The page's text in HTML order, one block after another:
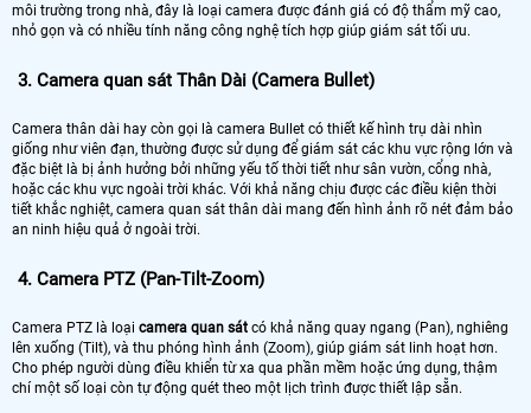
môi trường trong nhà, đây là loại camera được đánh giá có độ thẩm mỹ cao,
nhỏ gọn và có nhiều tính năng công nghệ tích hợp giúp giám sát tối ưu.
3. Camera quan sát Thân Dài (Camera Bullet)
Camera thân dài hay còn gọi là camera Bullet có thiết kế hình trụ dài nhìn
giống như viên đạn, thường được sử dụng để giám sát các khu vực rộng lớn và
đặc biệt là bị ảnh hưởng bởi những yếu tố thời tiết như sân vườn, cổng nhà,
hoặc các khu vực ngoài trời khác. Với khả năng chịu được các điều kiện thời
tiết khắc nghiệt, camera quan sát thân dài mang đến hình ảnh rõ nét đảm bảo
an ninh hiệu quả ở ngoài trời.
4. Camera PTZ (Pan-Tilt-Zoom)
Camera PTZ là loại camera quan sát có khả năng quay ngang (Pan), nghiêng
lên xuống (Tilt), và thu phóng hình ảnh (Zoom), giúp giám sát linh hoạt hơn.
Cho phép người dùng điều khiển từ xa qua phần mềm hoặc ứng dụng, thậm
chí một số loại còn tự động quét theo một lịch trình được thiết lập sẵn.